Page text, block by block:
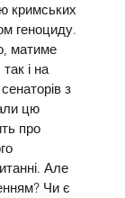
кримських
геноциду.
матиме
і на
з
цю
про
Але
Чи є